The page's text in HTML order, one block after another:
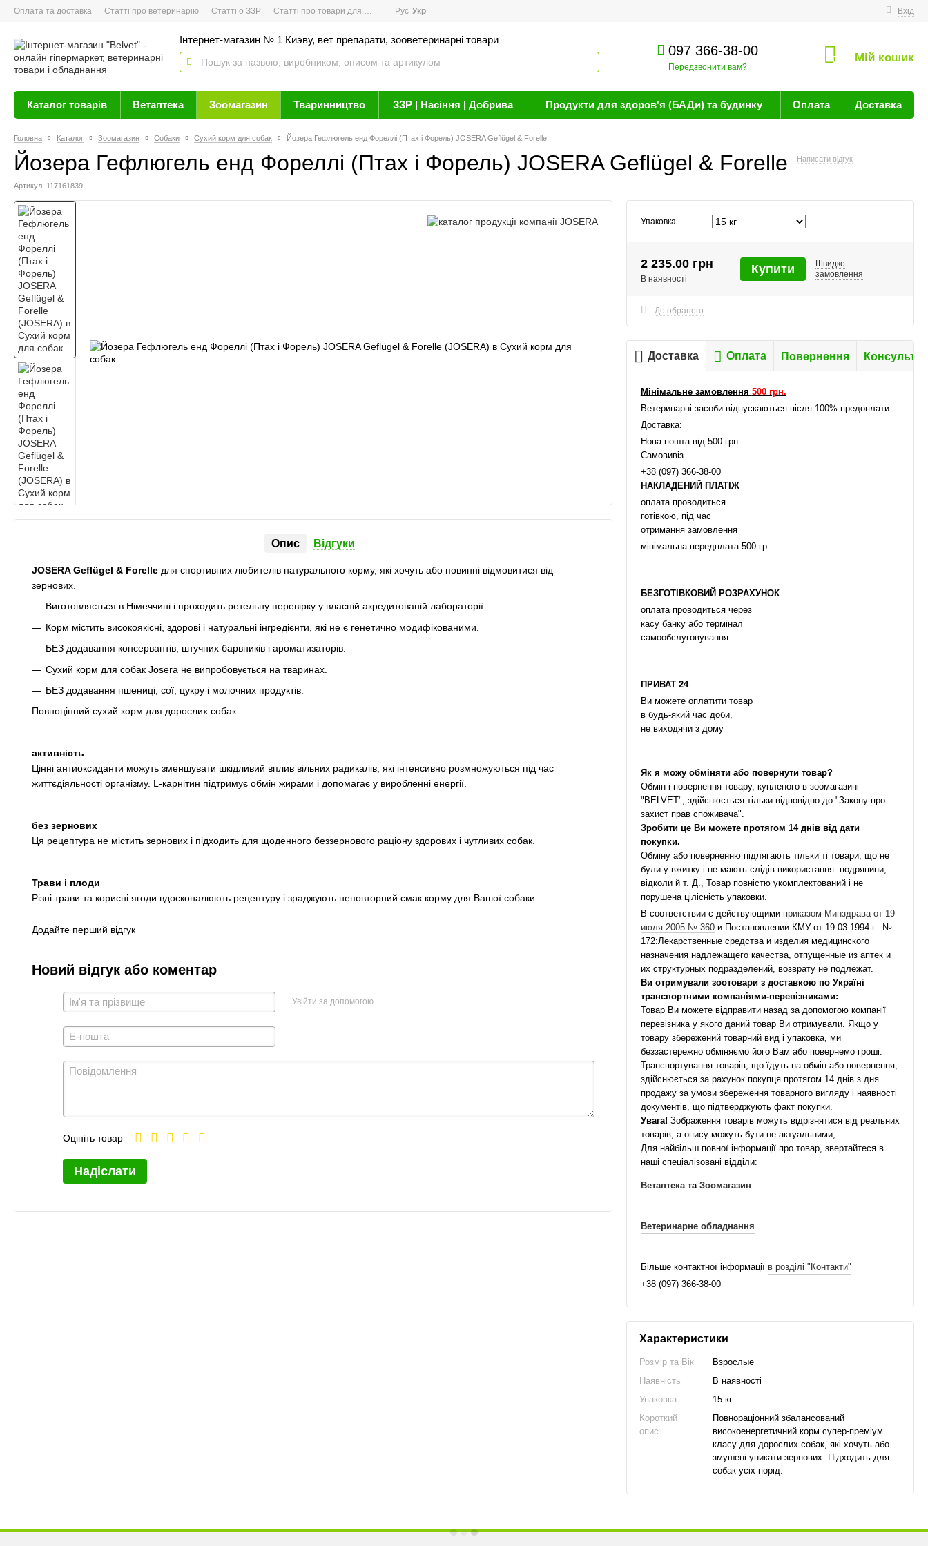
Оплата та доставка Статті про ветеринарію Статті о ЗЗР Статті про товари для здоров'я Новини Вхід
Рус Укр
Інтернет-магазин № 1 Киэву, вет препарати, зооветеринарні товари
097 366-38-00
Передзвонити вам?
0 Мій кошик
Каталог товарів Ветаптека Зоомагазин Тваринництво ЗЗР | Насіння | Добрива Продукти для здоров'я (БАДи) та будинку Оплата Доставка
Головна Каталог Зоомагазин Собаки Сухий корм для собак Йозера Гефлюгель енд Фореллі (Птах і Форель) JOSERA Geflügel & Forelle
Йозера Гефлюгель енд Фореллі (Птах і Форель) JOSERA Geflügel & Forelle Написати відгук
Артикул: 117161839
Опис Відгуки
JOSERA Geflügel & Forelle для спортивних любителів натурального корму, які хочуть або повинні відмовитися від
зернових.
Виготовляється в Німеччині і проходить ретельну перевірку у власній акредитованій лабораторії.
Корм містить високоякісні, здорові і натуральні інгредієнти, які не є генетично модифікованими.
БЕЗ додавання консервантів, штучних барвників і ароматизаторів.
Сухий корм для собак Josera не випробовується на тваринах.
БЕЗ додавання пшениці, сої, цукру і молочних продуктів.
Повноцінний сухий корм для дорослих собак.
активність
Цінні антиоксиданти можуть зменшувати шкідливий вплив вільних радикалів, які інтенсивно розмножуються під час
життєдіяльності організму. L-карнітин підтримує обмін жирами і допомагає у виробленні енергії.
без зернових
Ця рецептура не містить зернових і підходить для щоденного беззернового раціону здорових і чутливих собак.
Трави і плоди
Різні трави та корисні ягоди вдосконалюють рецептуру і зраджують неповторний смак корму для Вашої собаки.
Додайте перший відгук
Новий відгук або коментар
Увійти за допомогою
Оцініть товар
Надіслати
Упаковка
2 235.00 грн
В наявності
Купити
Швидке
замовлення
До обраного
Доставка Оплата Повернення
Мінімальне замовлення 500 грн.
Ветеринарні засоби відпускаються після 100% предоплати.
Доставка:
Нова пошта від 500 грн
Самовивіз
+38 (097) 366-38-00
НАКЛАДЕНИЙ ПЛАТІЖ
оплата проводиться
готівкою, під час
отримання замовлення
мінімальна передплата 500 гр
БЕЗГОТІВКОВИЙ РОЗРАХУНОК
оплата проводиться через
касу банку або термінал
самообслуговування
ПРИВАТ 24
Ви можете оплатити товар
в будь-який час доби,
не виходячи з дому
Як я можу обміняти або повернути товар?
Обмін і повернення товару, купленого в зоомагазині
"BELVET", здійснюється тільки відповідно до "Закону про
захист прав споживача".
Зробити це Ви можете протягом 14 днів від дати
покупки.
Обміну або поверненню підлягають тільки ті товари, що не
були у вжитку і не мають слідів використання: подряпини,
відколи й т. Д., Товар повністю укомплектований і не
порушена цілісність упаковки.
В соответствии с действующими приказом Минздрава от 19
июля 2005 № 360и Постановлении КМУ от 19.03.1994 г.. №
172:Лекарственные средства и изделия медицинского
назначения надлежащего качества, отпущенные из аптек и
их структурных подразделений, возврату не подлежат.
Ви отримували зоотовари з доставкою по Україні
транспортними компаніями-перевізниками:
Товар Ви можете відправити назад за допомогою компанії
перевізника у якого даний товар Ви отримували. Якщо у
товару збережений товарний вид і упаковка, ми
беззастережно обміняємо його Вам або повернемо гроші.
Транспортування товарів, що їдуть на обмін або повернення,
здійснюється за рахунок покупця протягом 14 днів з дня
продажу за умови збереження товарного вигляду і наявності
документів, що підтверджують факт покупки.
Увага! Зображення товарів можуть відрізнятися від реальних
товарів, а опису можуть бути не актуальними,
Для найбільш повної інформації про товар, звертайтеся в
наші спеціалізовані відділи:
Ветаптеката Зоомагазин
Ветеринарне обладнання
Більше контактної інформації в розділі "Контакти"
+38 (097) 366-38-00
Характеристики
Розмір та Вік
Взрослые
Наявність
В наявності
Упаковка
15 кг
Короткий
опис
Повнораціонний збалансований
високоенергетичний корм супер-преміум
класу для дорослих собак, які хочуть або
змушені уникати зернових. Підходить для
собак усіх порід.